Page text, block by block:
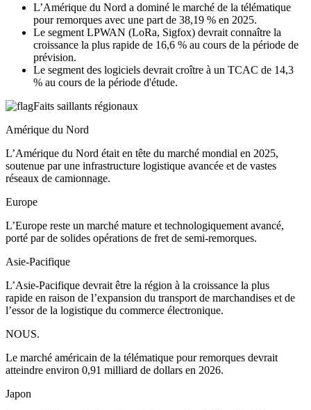
L’Amérique du Nord a dominé le marché de la télématique
pour remorques avec une part de 38,19 % en 2025.
Le segment LPWAN (LoRa, Sigfox) devrait connaître la
croissance la plus rapide de 16,6 % au cours de la période de
prévision.
Le segment des logiciels devrait croître à un TCAC de 14,3
% au cours de la période d'étude.
Faits saillants régionaux
Amérique du Nord
L’Amérique du Nord était en tête du marché mondial en 2025,
soutenue par une infrastructure logistique avancée et de vastes
réseaux de camionnage.
Europe
L’Europe reste un marché mature et technologiquement avancé,
porté par de solides opérations de fret de semi-remorques.
Asie-Pacifique
L’Asie-Pacifique devrait être la région à la croissance la plus
rapide en raison de l’expansion du transport de marchandises et de
l’essor de la logistique du commerce électronique.
NOUS.
Le marché américain de la télématique pour remorques devrait
atteindre environ 0,91 milliard de dollars en 2026.
Japon